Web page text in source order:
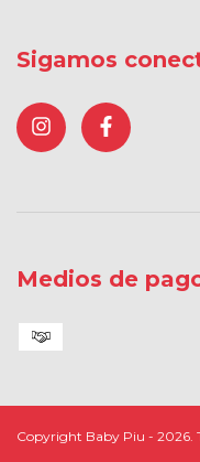
Sigamos
Medios de
Copyright Baby Piu - 2026.